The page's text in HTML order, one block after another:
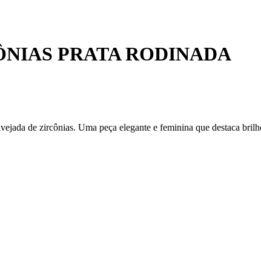
PRATA RODINADA
de zircônias. Uma peça elegante e feminina que destaca